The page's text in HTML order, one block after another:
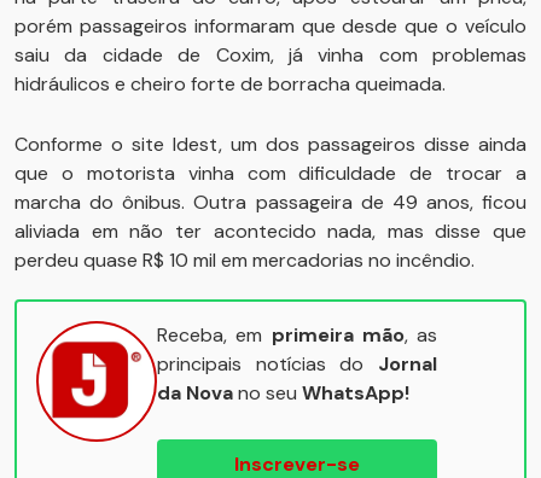
porém passageiros informaram que desde que o veículo
saiu da cidade de Coxim, já vinha com problemas
hidráulicos e cheiro forte de borracha queimada.
Conforme o site Idest, um dos passageiros disse ainda
que o motorista vinha com dificuldade de trocar a
marcha do ônibus. Outra passageira de 49 anos, ficou
aliviada em não ter acontecido nada, mas disse que
perdeu quase R$ 10 mil em mercadorias no incêndio.
Receba, em primeira mão, as
principais notícias do Jornal
da Novano seu WhatsApp!
Inscrever-se